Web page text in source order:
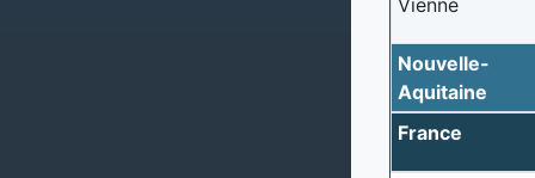
Nouvelle-
Aquitaine
France